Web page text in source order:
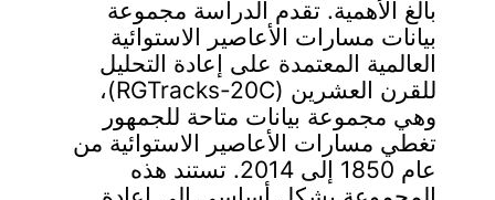
بالغ الأهمية. تقدم الدراسة مجموعة
بيانات مسارات الأعاصير الاستوائية
العالمية المعتمدة على إعادة التحليل
للقرن العشرين (RGTracks-20C)،
وهي مجموعة بيانات متاحة للجمهور
تغطي مسارات الأعاصير الاستوائية من
عام 1850 إلى 2014. تستند هذه